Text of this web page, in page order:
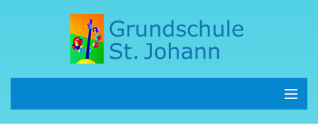
Start